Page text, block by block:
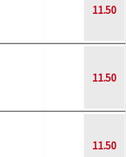
11.50
11.50
11.50